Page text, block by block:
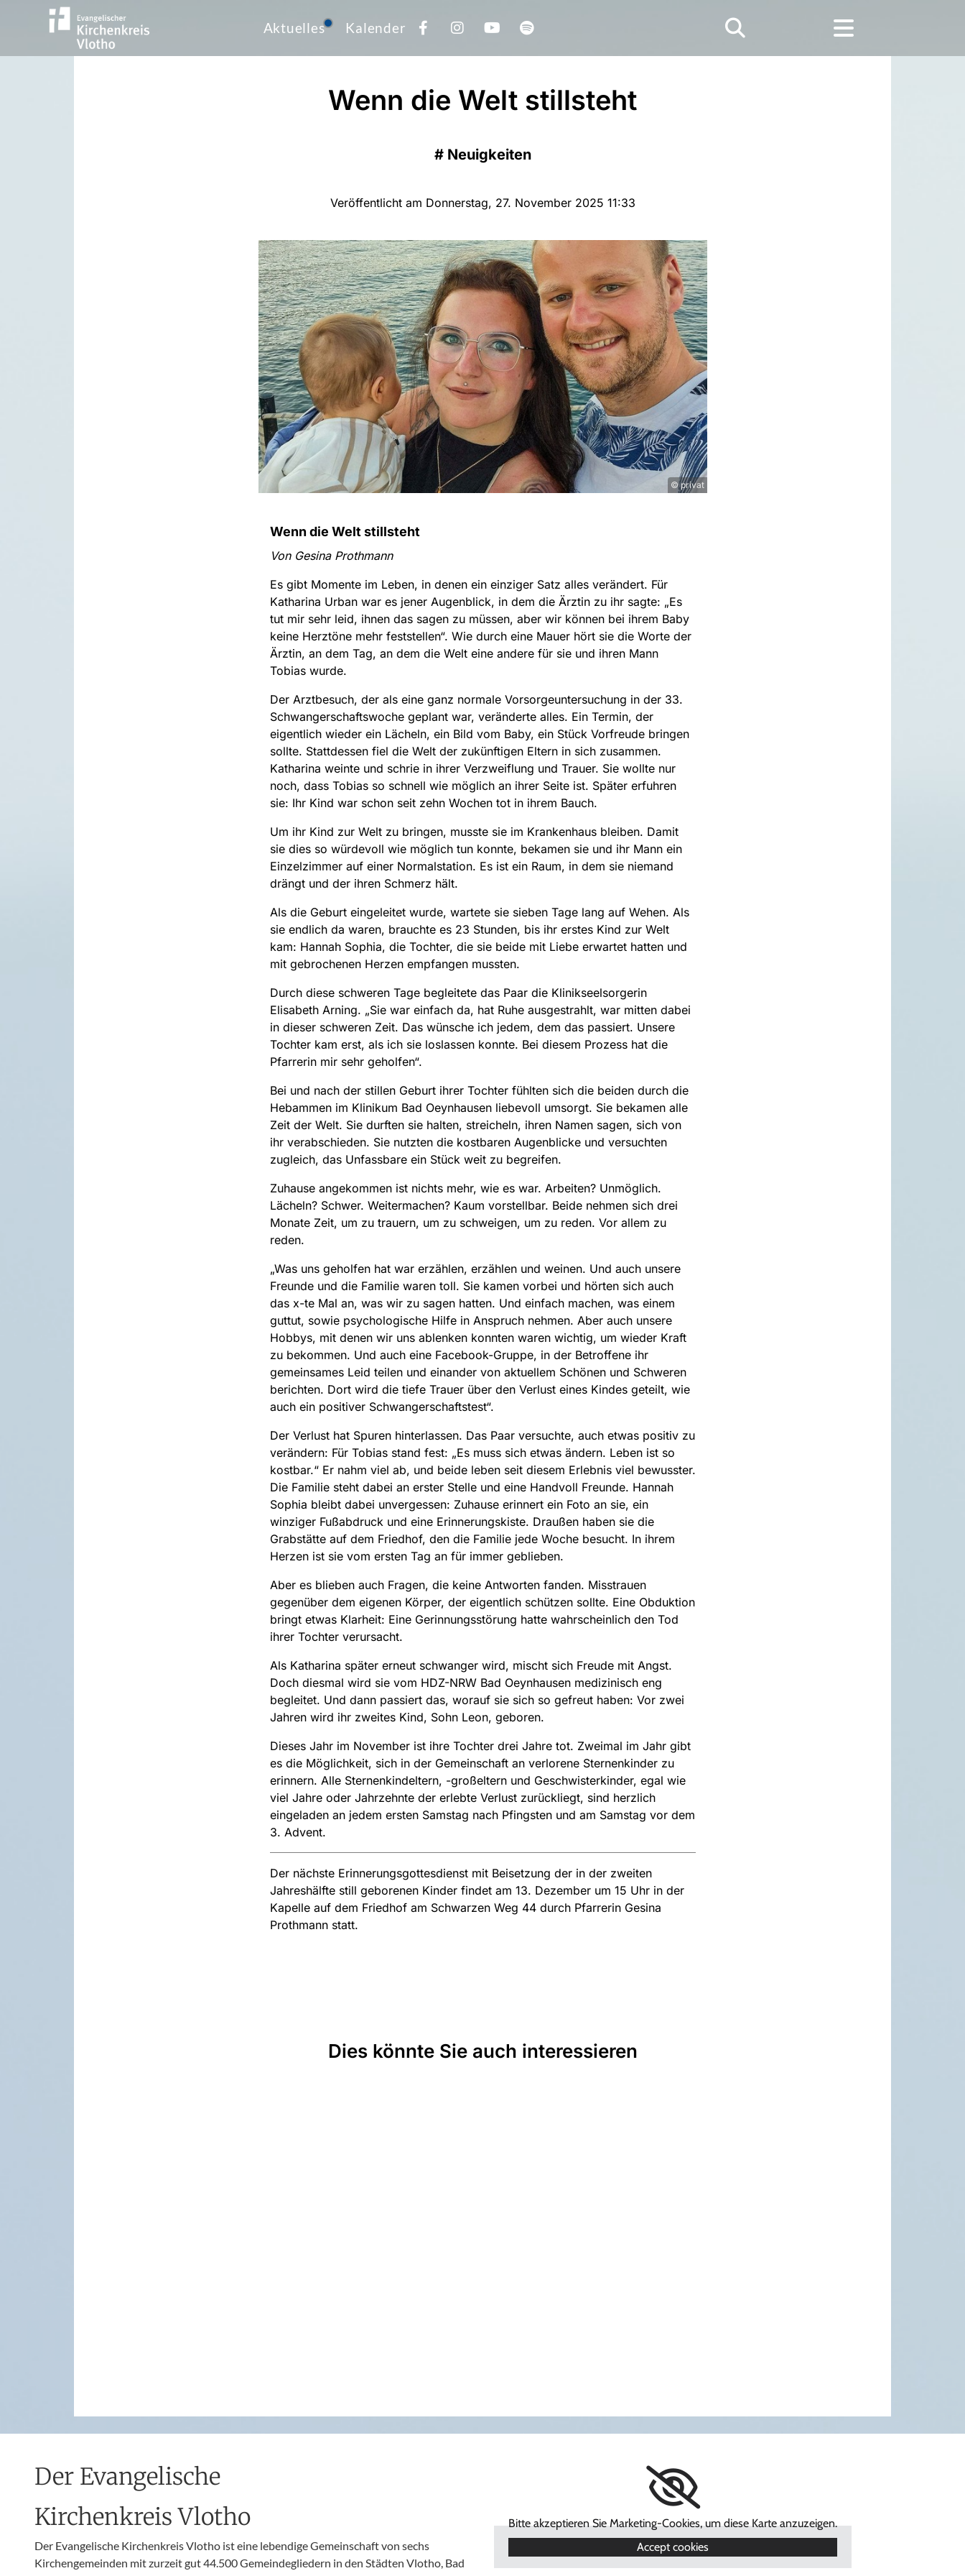
Aktuelles Kalender
Wenn die Welt stillsteht
# Neuigkeiten
Veröffentlicht am Donnerstag, 27. November 2025 11:33
© privat
Wenn die Welt stillsteht
Von Gesina Prothmann
Es gibt Momente im Leben, in denen ein einziger Satz alles verändert. Für
Katharina Urban war es jener Augenblick, in dem die Ärztin zu ihr sagte: „Es
tut mir sehr leid, ihnen das sagen zu müssen, aber wir können bei ihrem Baby
keine Herztöne mehr feststellen“. Wie durch eine Mauer hört sie die Worte der
Ärztin, an dem Tag, an dem die Welt eine andere für sie und ihren Mann
Tobias wurde.
Der Arztbesuch, der als eine ganz normale Vorsorgeuntersuchung in der 33.
Schwangerschaftswoche geplant war, veränderte alles. Ein Termin, der
eigentlich wieder ein Lächeln, ein Bild vom Baby, ein Stück Vorfreude bringen
sollte. Stattdessen fiel die Welt der zukünftigen Eltern in sich zusammen.
Katharina weinte und schrie in ihrer Verzweiflung und Trauer. Sie wollte nur
noch, dass Tobias so schnell wie möglich an ihrer Seite ist. Später erfuhren
sie: Ihr Kind war schon seit zehn Wochen tot in ihrem Bauch.
Um ihr Kind zur Welt zu bringen, musste sie im Krankenhaus bleiben. Damit
sie dies so würdevoll wie möglich tun konnte, bekamen sie und ihr Mann ein
Einzelzimmer auf einer Normalstation. Es ist ein Raum, in dem sie niemand
drängt und der ihren Schmerz hält.
Als die Geburt eingeleitet wurde, wartete sie sieben Tage lang auf Wehen. Als
sie endlich da waren, brauchte es 23 Stunden, bis ihr erstes Kind zur Welt
kam: Hannah Sophia, die Tochter, die sie beide mit Liebe erwartet hatten und
mit gebrochenen Herzen empfangen mussten.
Durch diese schweren Tage begleitete das Paar die Klinikseelsorgerin
Elisabeth Arning. „Sie war einfach da, hat Ruhe ausgestrahlt, war mitten dabei
in dieser schweren Zeit. Das wünsche ich jedem, dem das passiert. Unsere
Tochter kam erst, als ich sie loslassen konnte. Bei diesem Prozess hat die
Pfarrerin mir sehr geholfen“.
Bei und nach der stillen Geburt ihrer Tochter fühlten sich die beiden durch die
Hebammen im Klinikum Bad Oeynhausen liebevoll umsorgt. Sie bekamen alle
Zeit der Welt. Sie durften sie halten, streicheln, ihren Namen sagen, sich von
ihr verabschieden. Sie nutzten die kostbaren Augenblicke und versuchten
zugleich, das Unfassbare ein Stück weit zu begreifen.
Zuhause angekommen ist nichts mehr, wie es war. Arbeiten? Unmöglich.
Lächeln? Schwer. Weitermachen? Kaum vorstellbar. Beide nehmen sich drei
Monate Zeit, um zu trauern, um zu schweigen, um zu reden. Vor allem zu
reden.
„Was uns geholfen hat war erzählen, erzählen und weinen. Und auch unsere
Freunde und die Familie waren toll. Sie kamen vorbei und hörten sich auch
das x-te Mal an, was wir zu sagen hatten. Und einfach machen, was einem
guttut, sowie psychologische Hilfe in Anspruch nehmen. Aber auch unsere
Hobbys, mit denen wir uns ablenken konnten waren wichtig, um wieder Kraft
zu bekommen. Und auch eine Facebook-Gruppe, in der Betroffene ihr
gemeinsames Leid teilen und einander von aktuellem Schönen und Schweren
berichten. Dort wird die tiefe Trauer über den Verlust eines Kindes geteilt, wie
auch ein positiver Schwangerschaftstest“.
Der Verlust hat Spuren hinterlassen. Das Paar versuchte, auch etwas positiv zu
verändern: Für Tobias stand fest: „Es muss sich etwas ändern. Leben ist so
kostbar.“ Er nahm viel ab, und beide leben seit diesem Erlebnis viel bewusster.
Die Familie steht dabei an erster Stelle und eine Handvoll Freunde. Hannah
Sophia bleibt dabei unvergessen: Zuhause erinnert ein Foto an sie, ein
winziger Fußabdruck und eine Erinnerungskiste. Draußen haben sie die
Grabstätte auf dem Friedhof, den die Familie jede Woche besucht. In ihrem
Herzen ist sie vom ersten Tag an für immer geblieben.
Aber es blieben auch Fragen, die keine Antworten fanden. Misstrauen
gegenüber dem eigenen Körper, der eigentlich schützen sollte. Eine Obduktion
bringt etwas Klarheit: Eine Gerinnungsstörung hatte wahrscheinlich den Tod
ihrer Tochter verursacht.
Als Katharina später erneut schwanger wird, mischt sich Freude mit Angst.
Doch diesmal wird sie vom HDZ-NRW Bad Oeynhausen medizinisch eng
begleitet. Und dann passiert das, worauf sie sich so gefreut haben: Vor zwei
Jahren wird ihr zweites Kind, Sohn Leon, geboren.
Dieses Jahr im November ist ihre Tochter drei Jahre tot. Zweimal im Jahr gibt
es die Möglichkeit, sich in der Gemeinschaft an verlorene Sternenkinder zu
erinnern. Alle Sternenkindeltern, -großeltern und Geschwisterkinder, egal wie
viel Jahre oder Jahrzehnte der erlebte Verlust zurückliegt, sind herzlich
eingeladen an jedem ersten Samstag nach Pfingsten und am Samstag vor dem
3. Advent.
Der nächste Erinnerungsgottesdienst mit Beisetzung der in der zweiten
Jahreshälfte still geborenen Kinder findet am 13. Dezember um 15 Uhr in der
Kapelle auf dem Friedhof am Schwarzen Weg 44 durch Pfarrerin Gesina
Prothmann statt.
Dies könnte Sie auch interessieren
Der Evangelische
Kirchenkreis Vlotho
Der Evangelische Kirchenkreis Vlotho ist eine lebendige Gemeinschaft von sechs
Kirchengemeinden mit zurzeit gut 44.500 Gemeindegliedern in den Städten Vlotho, Bad
Bitte akzeptieren Sie Marketing-Cookies, um diese Karte anzuzeigen.
Accept cookies